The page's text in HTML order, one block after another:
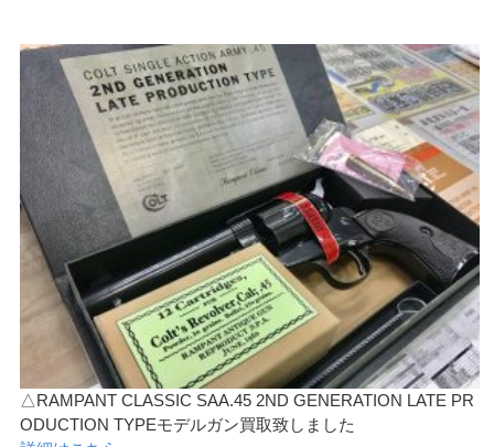
△RAMPANT CLASSIC SAA.45 2ND GENERATION LATE PR
ODUCTION TYPEモデルガン買取致しました